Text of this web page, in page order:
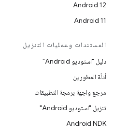
Android 12
Android 11
المستندات وعمليات التنزيل
دليل "استوديو Android"
أدلّة المطورين
مرجع واجهة برمجة التطبيقات
تنزيل "استوديو Android"
Android NDK